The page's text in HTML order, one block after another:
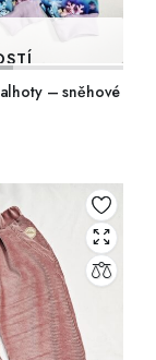
– sněhové